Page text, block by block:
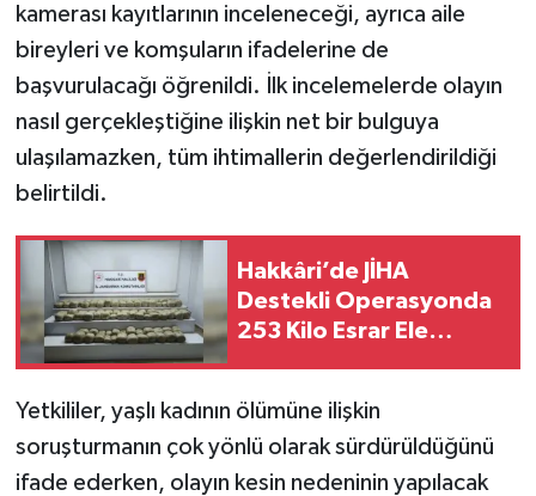
kamerası kayıtlarının inceleneceği, ayrıca aile
bireyleri ve komşuların ifadelerine de
başvurulacağı öğrenildi. İlk incelemelerde olayın
nasıl gerçekleştiğine ilişkin net bir bulguya
ulaşılamazken, tüm ihtimallerin değerlendirildiği
belirtildi.
Hakkâri’de JİHA
Destekli Operasyonda
253 Kilo Esrar Ele
Yetkililer, yaşlı kadının ölümüne ilişkin
soruşturmanın çok yönlü olarak sürdürüldüğünü
ifade ederken, olayın kesin nedeninin yapılacak